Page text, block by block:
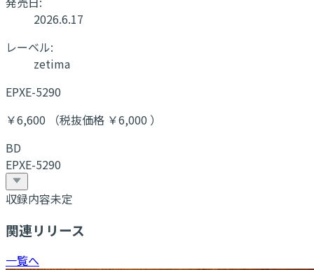
2026.6.17
レーベル:
zetima
EPXE-5290
￥6,600 （税抜価格 ￥6,000 ）
BD
EPXE-5290
収録内容未定
関連リリース
一覧へ